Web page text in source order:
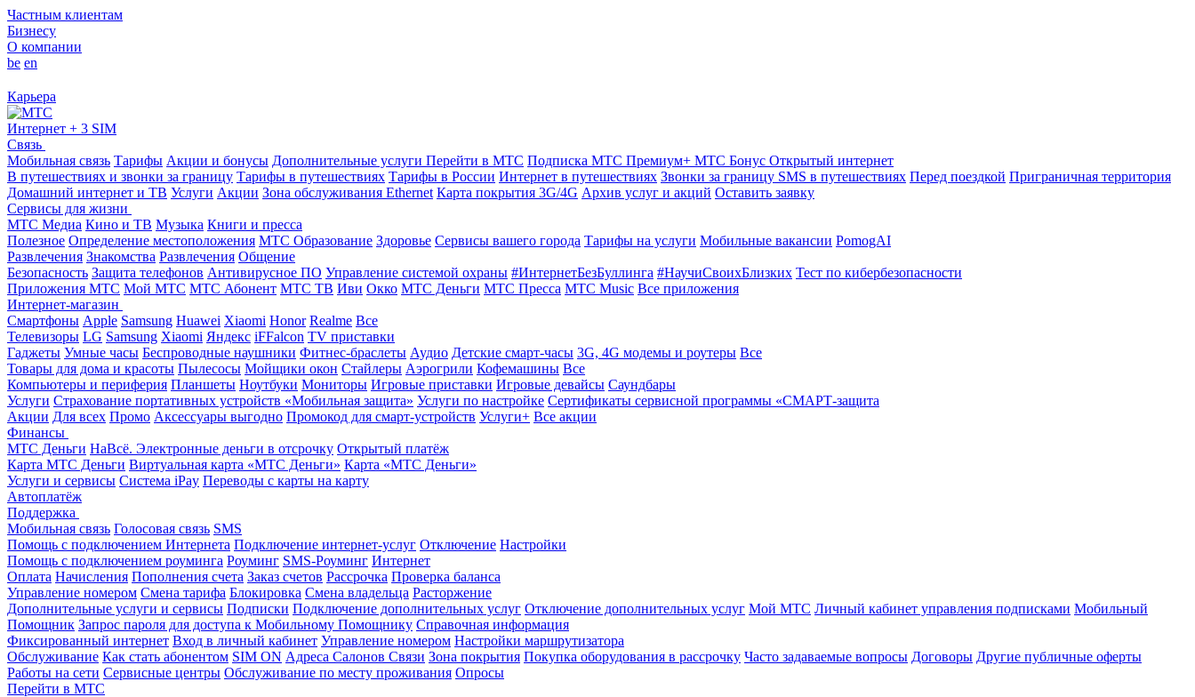
Частным клиентам
Бизнесу
О компании
be en
Карьера
Интернет + 3 SIM
Связь
Мобильная связь Тарифы Акции и бонусы Дополнительные услуги Перейти в МТС Подписка МТС Премиум+ МТС Бонус Открытый интернет
В путешествиях и звонки за границу Тарифы в путешествиях Тарифы в России Интернет в путешествиях Звонки за границу SMS в путешествиях Перед поездкой Приграничная территория
Домашний интернет и ТВ Услуги Акции Зона обслуживания Ethernet Карта покрытия 3G/4G Архив услуг и акций Оставить заявку
Сервисы для жизни
МТС Медиа Кино и ТВ Музыка Книги и пресса
Полезное Определение местоположения МТС Образование Здоровье Сервисы вашего города Тарифы на услуги Мобильные вакансии PomogAI
Развлечения Знакомства Развлечения Общение
Безопасность Защита телефонов Антивирусное ПО Управление системой охраны #ИнтернетБезБуллинга #НаучиСвоихБлизких Тест по кибербезопасности
Приложения МТС Мой МТС МТС Абонент МТС ТВ Иви Окко МТС Деньги МТС Пресса МТС Music Все приложения
Интернет-магазин
Смартфоны Apple Samsung Huawei Xiaomi Honor Realme Все
Телевизоры LG Samsung Xiaomi Яндекс iFFalcon TV приставки
Гаджеты Умные часы Беспроводные наушники Фитнес-браслеты Аудио Детские смарт-часы 3G, 4G модемы и роутеры Все
Товары для дома и красоты Пылесосы Мойщики окон Стайлеры Аэрогрили Кофемашины Все
Компьютеры и периферия Планшеты Ноутбуки Мониторы Игровые приставки Игровые девайсы Саундбары
Услуги Страхование портативных устройств «Мобильная защита» Услуги по настройке Сертификаты сервисной программы «СМАРТ-защита
Акции Для всех Промо Аксессуары выгодно Промокод для смарт-устройств Услуги+ Все акции
Финансы
МТС Деньги НаВсё. Электронные деньги в отсрочку Открытый платёж
Карта МТС Деньги Виртуальная карта «МТС Деньги» Карта «МТС Деньги»
Услуги и сервисы Система iPay Переводы с карты на карту
Автоплатёж
Поддержка
Мобильная связь Голосовая связь SMS
Помощь с подключением Интернета Подключение интернет-услуг Отключение Настройки
Помощь с подключением роуминга Роуминг SMS-Роуминг Интернет
Оплата Начисления Пополнения счета Заказ счетов Рассрочка Проверка баланса
Управление номером Смена тарифа Блокировка Смена владельца Расторжение
Дополнительные услуги и сервисы Подписки Подключение дополнительных услуг Отключение дополнительных услуг Мой МТС Личный кабинет управления подписками Мобильный
Помощник Запрос пароля для доступа к Мобильному Помощнику Справочная информация
Фиксированный интернет Вход в личный кабинет Управление номером Настройки маршрутизатора
Обслуживание Как стать абонентом SIM ON Адреса Салонов Связи Зона покрытия Покупка оборудования в рассрочку Часто задаваемые вопросы Договоры Другие публичные оферты
Работы на сети Сервисные центры Обслуживание по месту проживания Опросы
Перейти в МТС